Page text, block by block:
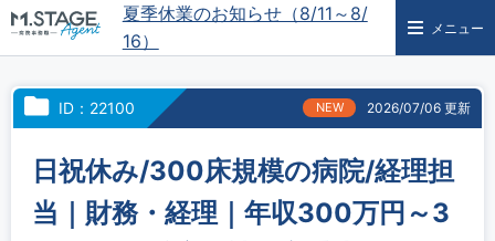
夏季休業のお知らせ（8/11～8/
16）
メニュー
ID：22100 NEW 2026/07/06 更新
日祝休み/300床規模の病院/経理担
当｜財務・経理｜年収300万円～3